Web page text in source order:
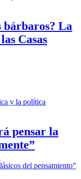
bárbaros? La
Casas
pensar la